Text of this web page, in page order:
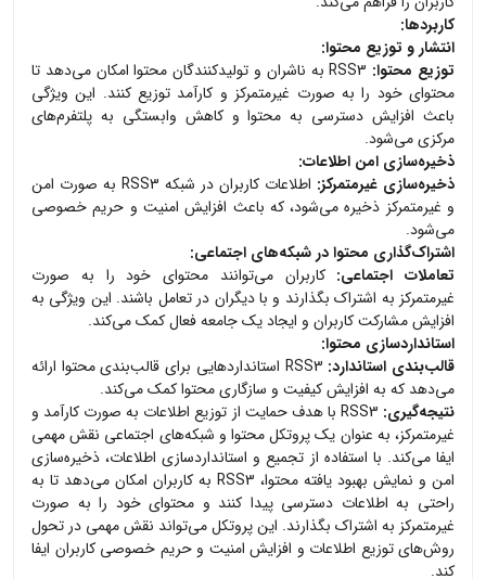
کاربردها:
انتشار و توزیع محتوا:
توزیع محتوا:
RSS3 به ناشران و تولیدکنندگان محتوا امکان می‌دهد تا
محتوای خود را به صورت غیرمتمرکز و کارآمد توزیع کنند. این ویژگی
باعث افزایش دسترسی به محتوا و کاهش وابستگی به پلتفرم‌های
مرکزی می‌شود.
ذخیره‌سازی امن اطلاعات:
ذخیره‌سازی غیرمتمرکز:
اطلاعات کاربران در شبکه RSS3 به صورت امن
و غیرمتمرکز ذخیره می‌شود، که باعث افزایش امنیت و حریم خصوصی
می‌شود.
اشتراک‌گذاری محتوا در شبکه‌های اجتماعی:
تعاملات اجتماعی: کاربران می‌توانند محتوای خود را به صورت
غیرمتمرکز به اشتراک بگذارند و با دیگران در تعامل باشند. این ویژگی به
افزایش مشارکت کاربران و ایجاد یک جامعه فعال کمک می‌کند.
استانداردسازی محتوا:
قالب‌بندی استاندارد:
RSS3 استانداردهایی برای قالب‌بندی محتوا ارائه
می‌دهد که به افزایش کیفیت و سازگاری محتوا کمک می‌کند.
نتیجه‌گیری:
RSS3 با هدف حمایت از توزیع اطلاعات به صورت کارآمد و
غیرمتمرکز، به عنوان یک پروتکل محتوا و شبکه‌های اجتماعی نقش مهمی
ایفا می‌کند. با استفاده از تجمیع و استانداردسازی اطلاعات، ذخیره‌سازی
امن و نمایش بهبود یافته محتوا، RSS3 به کاربران امکان می‌دهد تا به
راحتی به اطلاعات دسترسی پیدا کنند و محتوای خود را به صورت
غیرمتمرکز به اشتراک بگذارند. این پروتکل می‌تواند نقش مهمی در تحول
روش‌های توزیع اطلاعات و افزایش امنیت و حریم خصوصی کاربران ایفا
کند.